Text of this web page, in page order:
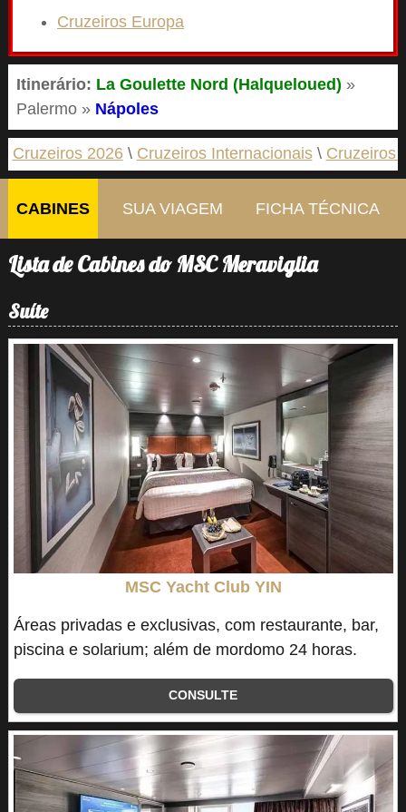
Cruzeiros Europa
Itinerário: La Goulette Nord (Halqueloued) »
Palermo » Nápoles
Cruzeiros 2026 Cruzeiros Internacionais Cruzeiros
CABINES SUA VIAGEM FICHA TÉCNICA
Lista de Cabines do MSC Meraviglia
Suíte
MSC Yacht Club YIN
Áreas privadas e exclusivas, com restaurante, bar,
piscina e solarium; além de mordomo 24 horas.
CONSULTE